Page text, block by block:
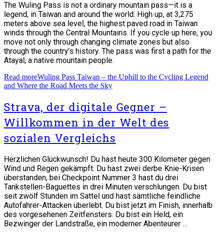
The Wuling Pass is not a ordinary mountain pass—it is a
legend, in Taiwan and around the world. High up, at 3,275
meters above sea level, the highest paved road in Taiwan
winds through the Central Mountains. If you cycle up here, you
move not only through changing climate zones but also
through the country’s history. The pass was first a path for the
Atayal, a native mountain people.
Read moreWuling Pass Taiwan – the Uphill to the Cycling Legend
and Where the Road Meets the Sky
Strava, der digitale Gegner –
Willkommen in der Welt des
sozialen Vergleichs
Herzlichen Glückwunsch! Du hast heute 300 Kilometer gegen
Wind und Regen gekämpft. Du hast zwei derbe Knie-Krisen
überstanden, bei Checkpoint Nummer 3 hast du drei
Tankstellen-Baguettes in drei Minuten verschlungen. Du bist
seit zwölf Stunden im Sattel und hast sämtliche feindliche
Autofahrer-Attacken überlebt. Du bist jetzt im Finish, innerhalb
des vorgesehenen Zeitfensters. Du bist ein Held, ein
Bezwinger der Landstraße, ein moderner Abenteurer …